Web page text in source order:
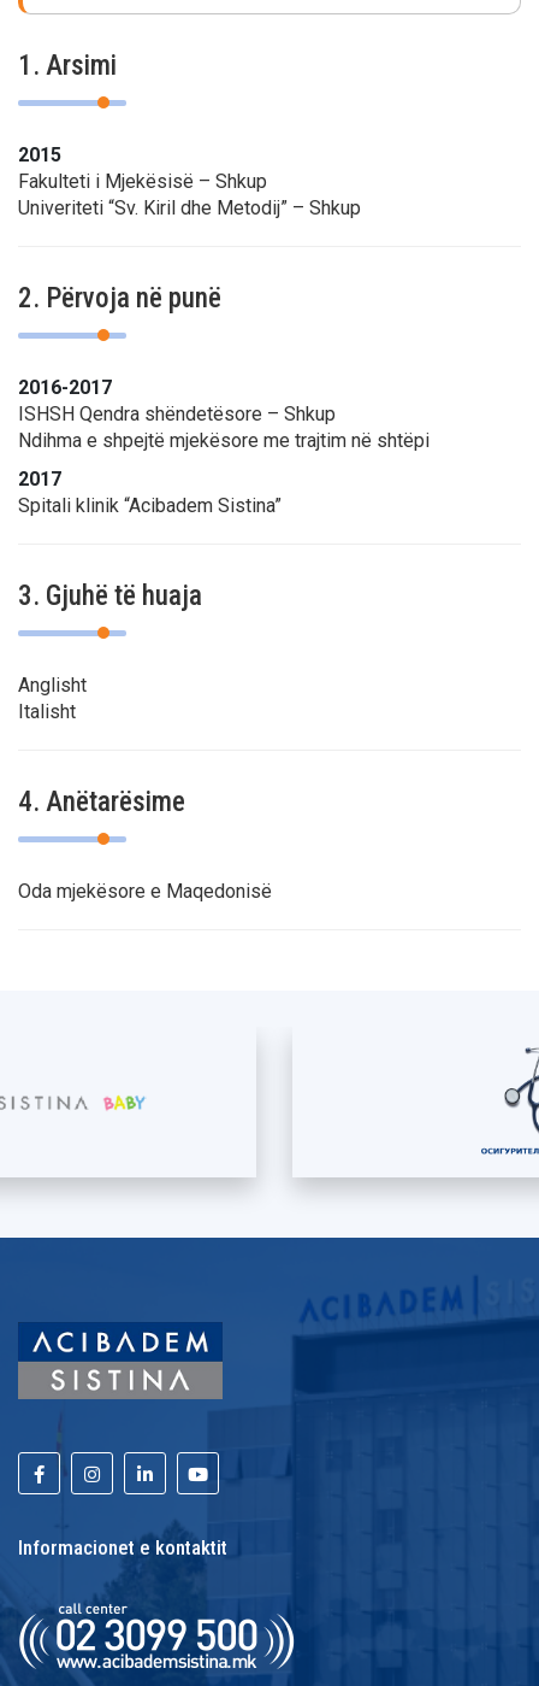
1. Arsimi
2015
Fakulteti i Mjekësisë – Shkup
Univeriteti “Sv. Kiril dhe Metodij” – Shkup
2. Përvoja në punë
2016-2017
ISHSH Qendra shëndetësore – Shkup
Ndihma e shpejtë mjekësore me trajtim në shtëpi
2017
Spitali klinik “Acibadem Sistina”
3. Gjuhë të huaja
Anglisht
Italisht
4. Anëtarësime
Oda mjekësore e Maqedonisë
Informacionet e kontaktit